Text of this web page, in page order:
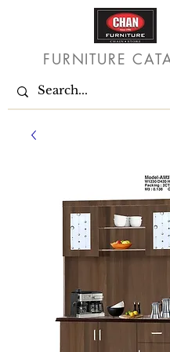
FURNITURE